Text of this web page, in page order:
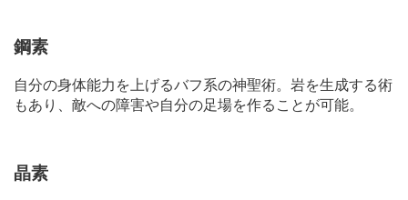
鋼素
自分の身体能力を上げるバフ系の神聖術。岩を生成する術
もあり、敵への障害や自分の足場を作ることが可能。
晶素